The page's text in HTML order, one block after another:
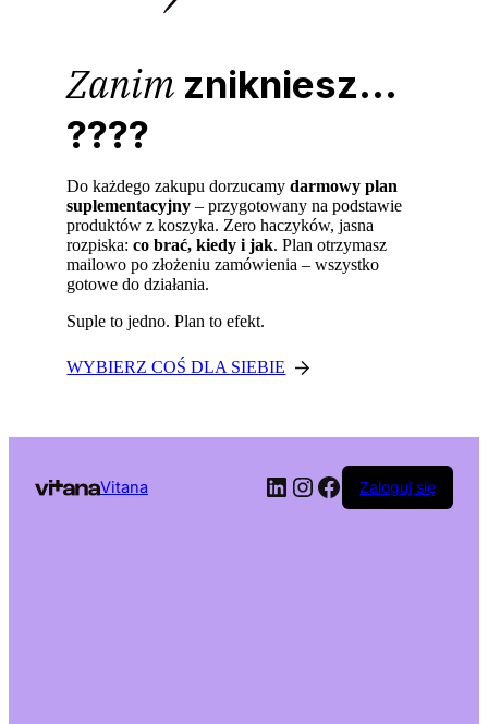
Zanim znikniesz...
????
Do każdego zakupu dorzucamydarmowy plan
suplementacyjny – przygotowany na podstawie
produktów z koszyka. Zero haczyków, jasna
rozpiska:co brać, kiedy i jak. Plan otrzymasz
mailowo po złożeniu zamówienia – wszystko
gotowe do działania.
Suple to jedno. Plan to efekt.
WYBIERZ COŚ DLA SIEBIE
Vitana LinkedIn
Instagram
Facebook
Zaloguj się